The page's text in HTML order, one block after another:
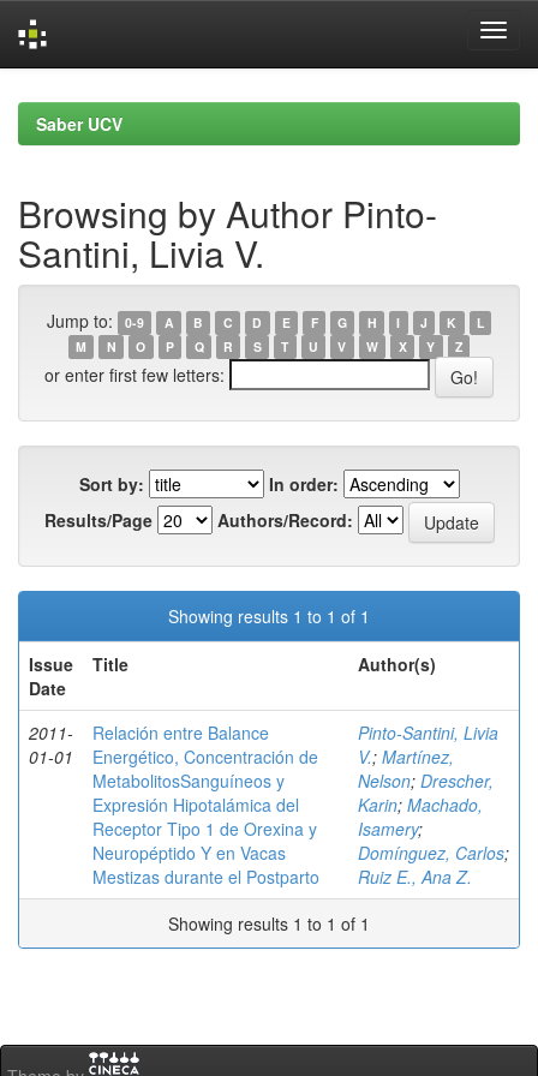
navigationSaber UCV
Browsing by Author Pinto-
Santini, Livia V.
Jump to: 0-9 A B C D E F G H I J K
L
M
N O P Q R S T U V W X Y Z
or enter first few letters:
Sort by:
In order:
Results/Page
Authors/Record:
Showing results 1 to 1 of 1
Issue
Date
Title Author(s)
2011-
01-01
Relación entre Balance
Energético, Concentración de
MetabolitosSanguíneos y
Expresión Hipotalámica del
Receptor Tipo 1 de Orexina y
Neuropéptido Y en Vacas
Mestizas durante el Postparto
Pinto-Santini, Livia
V.; Martínez,
Nelson; Drescher,
Karin; Machado,
Isamery;
Domínguez, Carlos;
Ruiz E., Ana Z.
Showing results 1 to 1 of 1